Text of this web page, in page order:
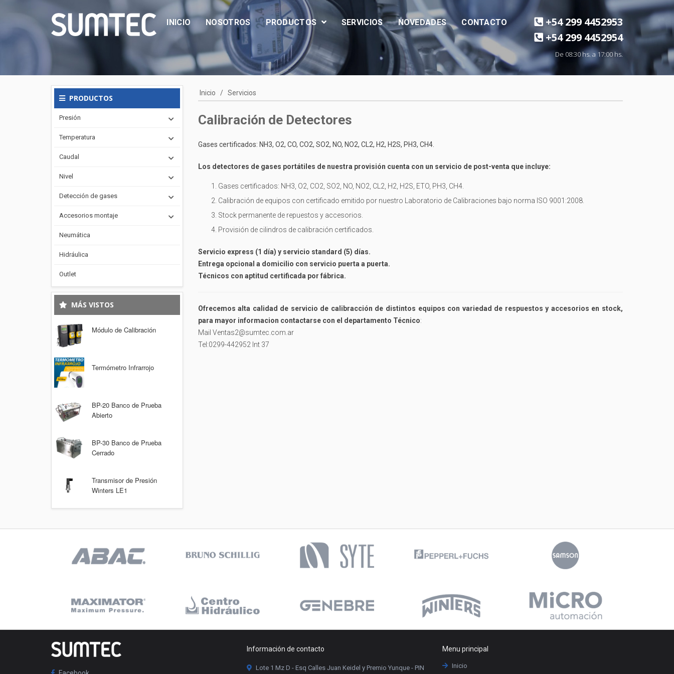
INICIO NOSOTROS PRODUCTOS SERVICIOS NOVEDADES CONTACTO
+54 299 4452953
+54 299 4452954
De 08:30 hs. a 17:00 hs.
PRODUCTOS
Presión
Temperatura
Caudal
Nivel
Detección de gases
Accesorios montaje
Neumática
Hidráulica
Outlet
MÁS VISTOS
Módulo de Calibración
Termómetro Infrarrojo
BP-20 Banco de Prueba
Abierto
BP-30 Banco de Prueba
Cerrado
Transmisor de Presión
Winters LE1
Inicio / Servicios
Calibración de Detectores
Gases certificados: NH3, O2, CO, CO2, SO2, NO, NO2, CL2, H2, H2S, PH3, CH4.
Los detectores de gases portátiles de nuestra provisión cuenta con un servicio de post-venta que incluye:
Gases certificados: NH3, O2, CO2, SO2, NO, NO2, CL2, H2, H2S, ETO, PH3, CH4.
Calibración de equipos con certificado emitido por nuestro Laboratorio de Calibraciones bajo norma ISO 9001:2008.
Stock permanente de repuestos y accesorios.
Provisión de cilindros de calibración certificados.
Servicio express (1 día) y servicio standard (5) días.
Entrega opcional a domicilio con servicio puerta a puerta.
Técnicos con aptitud certificada por fábrica.
Ofrecemos alta calidad de servicio de calibracción de distintos equipos con variedad de respuestos y accesorios en stock,
para mayor informacion contactarse con el departamento Técnico:
Mail Ventas2@sumtec.com.ar
Tel:0299-442952 Int 37
Información de contacto
Lote 1 Mz D - Esq Calles Juan Keidel y Premio Yunque - PIN
Menu principal
Inicio